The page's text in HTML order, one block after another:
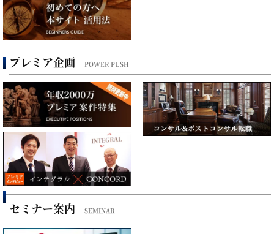
プレミア企画 POWER PUSH
セミナー案内 SEMINAR